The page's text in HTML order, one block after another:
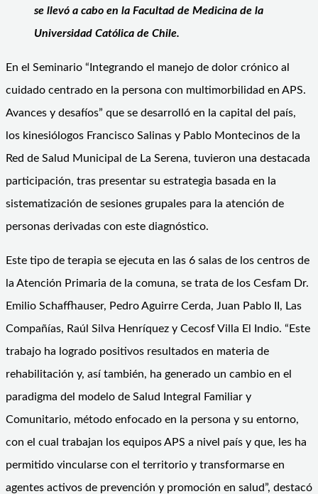
se llevó a cabo en la Facultad de Medicina de la
Universidad Católica de Chile.
En el Seminario “Integrando el manejo de dolor crónico al
cuidado centrado en la persona con multimorbilidad en APS.
Avances y desafíos” que se desarrolló en la capital del país,
los kinesiólogos Francisco Salinas y Pablo Montecinos de la
Red de Salud Municipal de La Serena, tuvieron una destacada
participación, tras presentar su estrategia basada en la
sistematización de sesiones grupales para la atención de
personas derivadas con este diagnóstico.
Este tipo de terapia se ejecuta en las 6 salas de los centros de
la Atención Primaria de la comuna, se trata de los Cesfam Dr.
Emilio Schaffhauser, Pedro Aguirre Cerda, Juan Pablo II, Las
Compañías, Raúl Silva Henríquez y Cecosf Villa El Indio. “Este
trabajo ha logrado positivos resultados en materia de
rehabilitación y, así también, ha generado un cambio en el
paradigma del modelo de Salud Integral Familiar y
Comunitario, método enfocado en la persona y su entorno,
con el cual trabajan los equipos APS a nivel país y que, les ha
permitido vincularse con el territorio y transformarse en
agentes activos de prevención y promoción en salud”, destacó